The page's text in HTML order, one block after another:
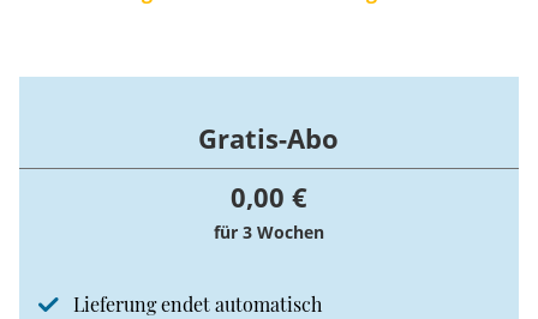
Gratis-Abo
0,00 €
für 3 Wochen
Lieferung endet automatisch